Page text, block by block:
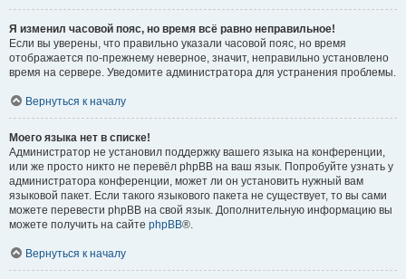
Я изменил часовой пояс, но время всё равно неправильное!
Если вы уверены, что правильно указали часовой пояс, но время
отображается по-прежнему неверное, значит, неправильно установлено
время на сервере. Уведомите администратора для устранения проблемы.
Вернуться к началу
Моего языка нет в списке!
Администратор не установил поддержку вашего языка на конференции,
или же просто никто не перевёл phpBB на ваш язык. Попробуйте узнать у
администратора конференции, может ли он установить нужный вам
языковой пакет. Если такого языкового пакета не существует, то вы сами
можете перевести phpBB на свой язык. Дополнительную информацию вы
можете получить на сайте phpBB®.
Вернуться к началу